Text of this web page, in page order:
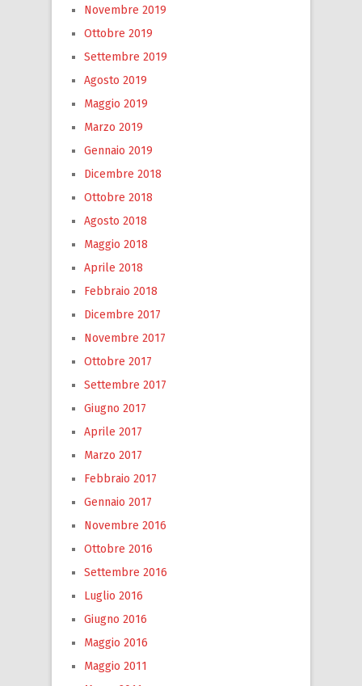
Novembre 2019
Ottobre 2019
Settembre 2019
Agosto 2019
Maggio 2019
Marzo 2019
Gennaio 2019
Dicembre 2018
Ottobre 2018
Agosto 2018
Maggio 2018
Aprile 2018
Febbraio 2018
Dicembre 2017
Novembre 2017
Ottobre 2017
Settembre 2017
Giugno 2017
Aprile 2017
Marzo 2017
Febbraio 2017
Gennaio 2017
Novembre 2016
Ottobre 2016
Settembre 2016
Luglio 2016
Giugno 2016
Maggio 2016
Maggio 2011